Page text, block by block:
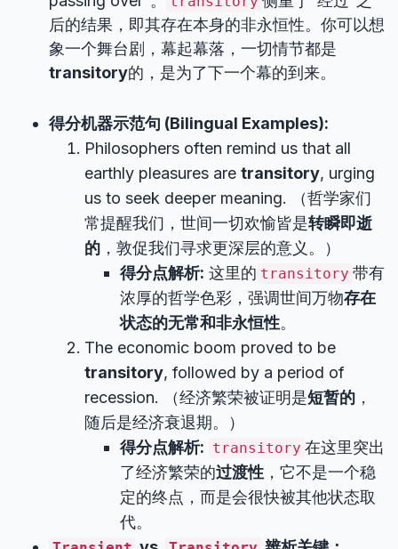
后的结果，即其存在本身的非永恒性。你可以想
象一个舞台剧，幕起幕落，一切情节都是
transitory的，是为了下一个幕的到来。
得分机器示范句 (Bilingual Examples):
Philosophers often remind us that all
earthly pleasures are transitory, urging
us to seek deeper meaning. （哲学家们
常提醒我们，世间一切欢愉皆是转瞬即逝
的 ，敦促我们寻求更深层的意义。）
得分点解析: 这里的 transitory 带有
浓厚的哲学色彩，强调世间万物存在
状态的无常和非永恒性。
The economic boom proved to be
transitory, followed by a period of
recession. （经济繁荣被证明是短暂的 ，
随后是经济衰退期。）
得分点解析: transitory 在这里突出
了经济繁荣的过渡性 ，它不是一个稳
定的终点，而是会很快被其他状态取
代。